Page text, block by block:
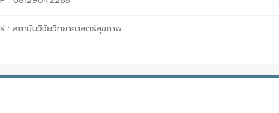
: สถาบันวิจัยวิทยาศาสตร์สุขภาพ